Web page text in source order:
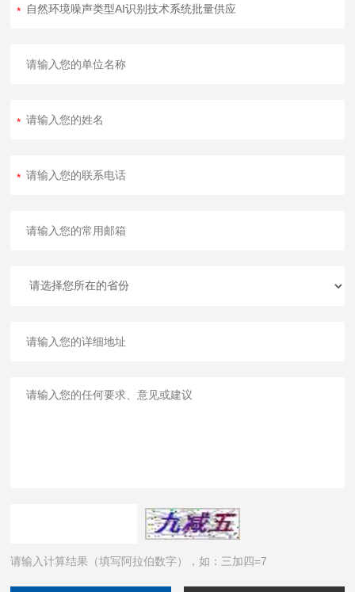
请输入计算结果（填写阿拉伯数字），如：三加四=7